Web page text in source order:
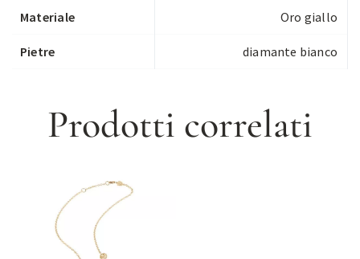
Materiale Oro giallo
Pietre diamante bianco
Prodotti correlati